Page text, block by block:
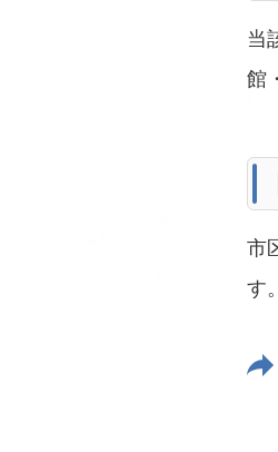
当
館
市
す。